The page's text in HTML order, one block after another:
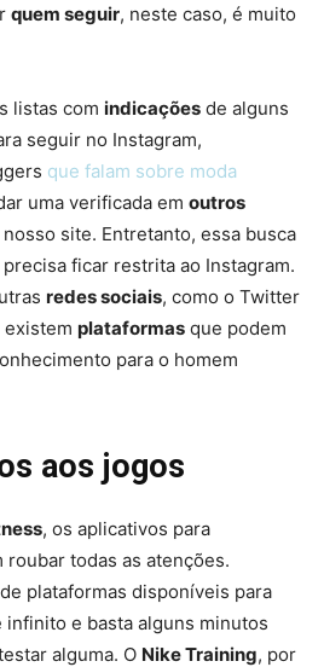
quem seguir, neste caso, é muito
listas com indicações de alguns
seguir no Instagram,
que falam sobre moda
uma verificada em outros
site. Entretanto, essa busca
ficar restrita ao Instagram.
redes sociais, como o Twitter
existem plataformas que podem
para o homem
aos jogos
, os aplicativos para
todas as atenções.
plataformas disponíveis para
infinito e basta alguns minutos
alguma. O Nike Training, por